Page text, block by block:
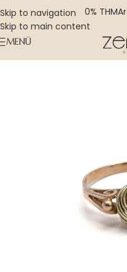
Skip to navigation
Skip to main content
0% THM
MENÜ